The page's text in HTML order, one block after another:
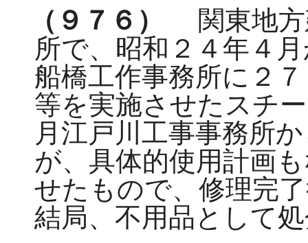
（９７６）
関東地方
所で、昭和２４年４
船橋工作事務所に２
等を実施させたスチ
月江戸川工事事務所
が、具体的使用計画
せたもので、修理完
結局、不用品として